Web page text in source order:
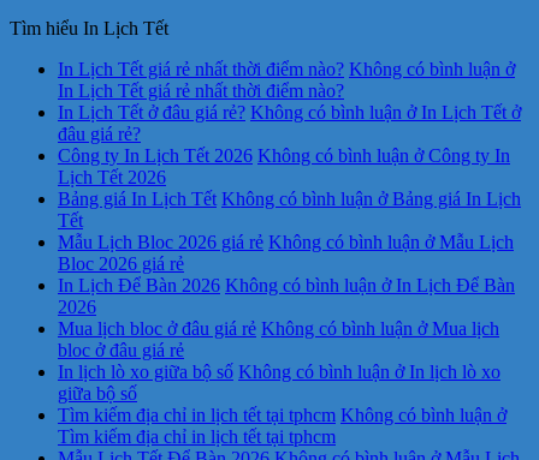
Tìm hiểu In Lịch Tết
In Lịch Tết giá rẻ nhất thời điểm nào? Không có bình luận ở
In Lịch Tết giá rẻ nhất thời điểm nào?
In Lịch Tết ở đâu giá rẻ? Không có bình luận ở In Lịch Tết ở
đâu giá rẻ?
Công ty In Lịch Tết 2026 Không có bình luận ở Công ty In
Lịch Tết 2026
Bảng giá In Lịch Tết Không có bình luận ở Bảng giá In Lịch
Tết
Mẫu Lịch Bloc 2026 giá rẻ Không có bình luận ở Mẫu Lịch
Bloc 2026 giá rẻ
In Lịch Để Bàn 2026 Không có bình luận ở In Lịch Để Bàn
2026
Mua lịch bloc ở đâu giá rẻ Không có bình luận ở Mua lịch
bloc ở đâu giá rẻ
In lịch lò xo giữa bộ số Không có bình luận ở In lịch lò xo
giữa bộ số
Tìm kiếm địa chỉ in lịch tết tại tphcm Không có bình luận ở
Tìm kiếm địa chỉ in lịch tết tại tphcm